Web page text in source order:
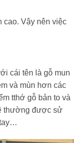
cao. Vậy nên việc
cái tên là gỗ mun
và mùn hơn các
tthớ gỗ bản to và
thường được sử